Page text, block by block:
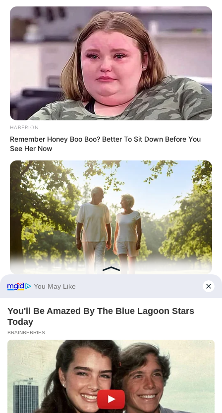
HABERION
Remember Honey Boo Boo? Better To Sit Down Before You
See Her Now
JOINT CARE
Why Are More Adults Experiencing Joint Stiffness?